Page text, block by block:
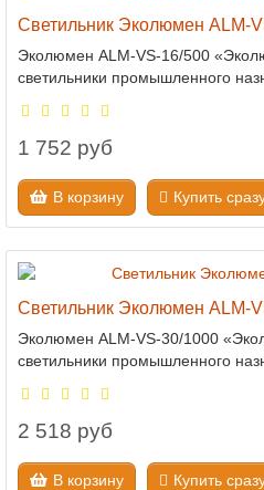
Светильник Эколюмен ALM-
Эколюмен ALM-VS-16/500
светильники промышленного
1 752 руб
В корзину Купить
Светильник Эколюмен ALM-
Эколюмен ALM-VS-30/1000
светильники промышленного
2 518 руб
В корзину Купить